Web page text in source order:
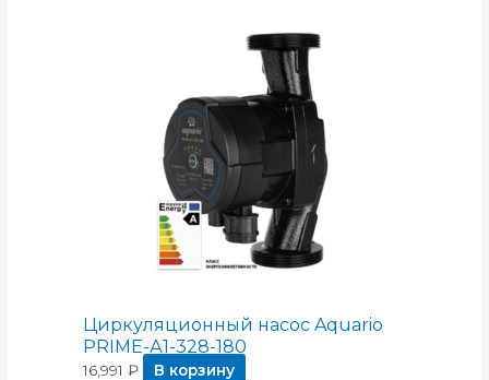
Циркуляционный насос Aquario
PRIME-А1-328-180
16,991 ₽ В корзину